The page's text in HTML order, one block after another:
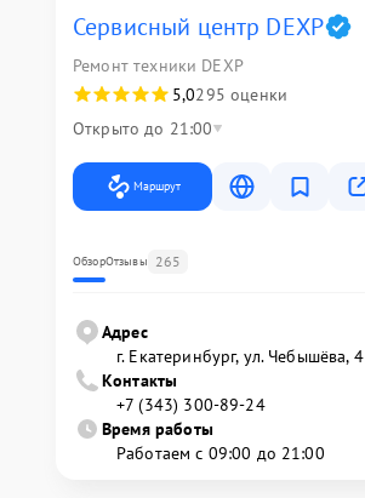
Сервисный центр DEXP
Ремонт техники DEXP
5,0295 оценки
Открыто до 21:00
Маршрут
ОбзорОтзывы 265
Адрес
г. Екатеринбург, ул. Чебышёва, 4
Контакты
+7 (343) 300-89-24
Время работы
Работаем с 09:00 до 21:00